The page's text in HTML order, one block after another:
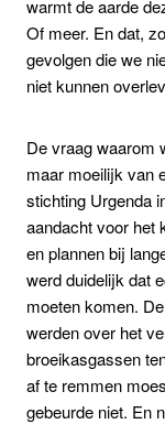
warmt de aarde
Of meer. En dat,
gevolgen die we
niet kunnen
De vraag waarom
maar moeilijk van
stichting Urgenda
aandacht voor het
en plannen bij
werd duidelijk dat
moeten komen.
werden over het
broeikasgassen
af te remmen
gebeurde niet. En